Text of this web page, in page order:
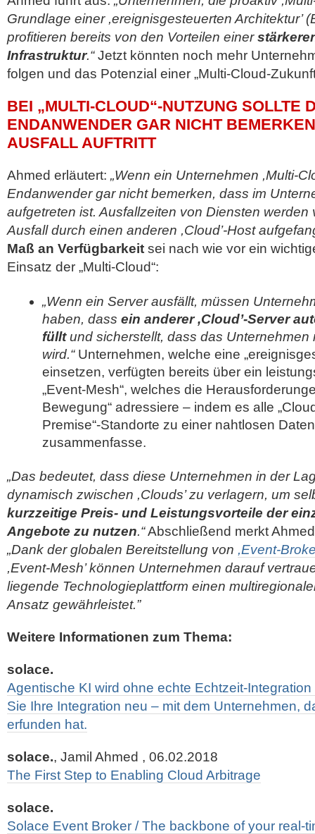
Grundlage einer ,ereignisgesteuerten Architektur’
profitieren bereits von den Vorteilen einer
Infrastruktur.“Jetzt könnten noch mehr
folgen und das Potenzial einer „Multi-Cloud-
BEI „MULTI-CLOUD“-NUTZUNG SOLLTE
ENDANWENDER GAR NICHT
AUSFALL AUFTRITT
Ahmed erläutert: „Wenn ein Unternehmen ,Multi-
Endanwender gar nicht bemerken, dass im
aufgetreten ist. Ausfallzeiten von Diensten werden
Ausfall durch einen anderen ,Cloud’-Host
Maß an Verfügbarkeit sei nach wie vor ein
Einsatz der „Multi-Cloud“:
„Wenn ein Server ausfällt, müssen
haben, dass ein anderer ,Cloud’-Server
fülltund sicherstellt, dass das Unternehmen
wird.“ Unternehmen, welche eine
einsetzen, verfügten bereits über ein
„Event-Mesh“, welches die
Bewegung“ adressiere – indem es alle
Premise“-Standorte zu einer nahtlosen
zusammenfasse.
„Das bedeutet, dass diese Unternehmen in der
dynamisch zwischen ,Clouds’ zu verlagern, um
kurzzeitige Preis- und Leistungsvorteile der
Angebote zu nutzen.“Abschließend merkt
„Dank der globalen Bereitstellung von ,Event-
,Event-Mesh’ können Unternehmen darauf
liegende Technologieplattform einen
Ansatz gewährleistet.”
Weitere Informationen zum Thema:
solace.
Agentische KI wird ohne echte Echtzeit-
Sie Ihre Integration neu – mit dem Unternehmen,
erfunden hat.
solace., Jamil Ahmed , 06.02.2018
The First Step to Enabling Cloud Arbitrage
solace.
Solace Event Broker / The backbone of your real-